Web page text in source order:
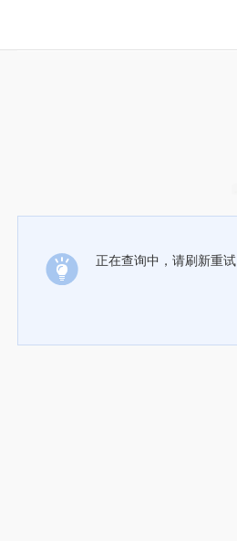
正在查询中，请刷新重试